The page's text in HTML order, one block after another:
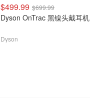
$499.99 $699.99
Dyson OnTrac 黑镍头戴耳机
Dyson